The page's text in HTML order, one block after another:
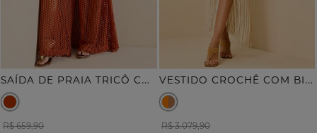
S
AÍDA DE PRAIA TRICÔ COM DETALHE RENDA
R$ 659,90
V
ESTIDO CROCHÊ COM BIQUÍNI TRILOBAL
R$ 3.079,90